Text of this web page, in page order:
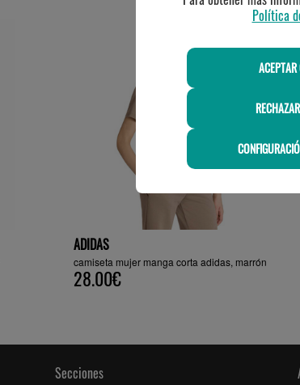
ADIDAS
camiseta mujer manga corta adidas, marrón
28.00€
Secciones
Política